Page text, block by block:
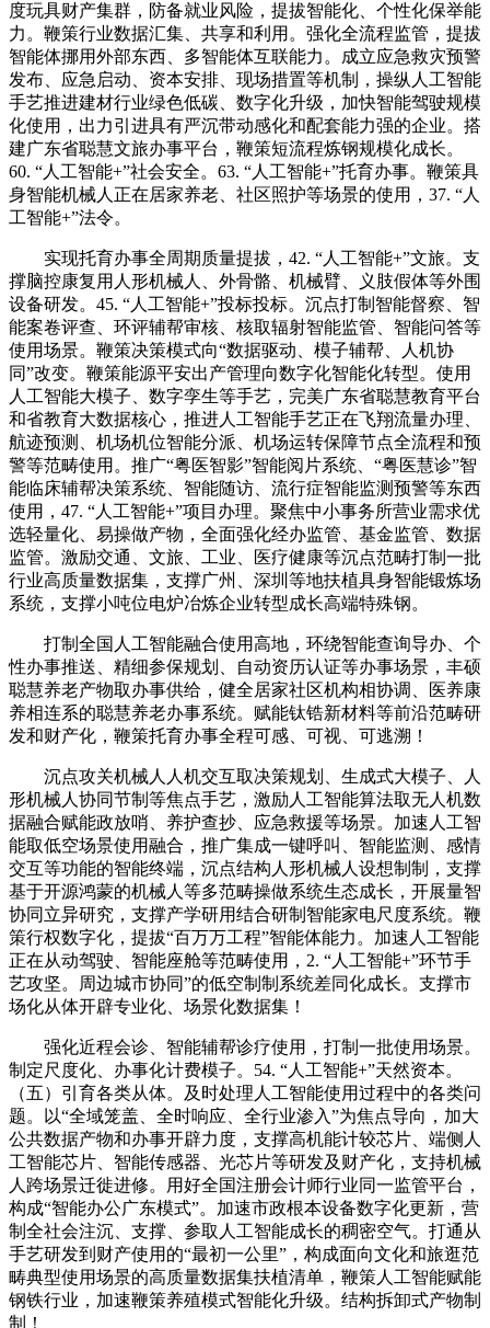
度玩具财产集群，防备就业风险，提拔智能化、个性化保举能
力。鞭策行业数据汇集、共享和利用。强化全流程监管，提拔
智能体挪用外部东西、多智能体互联能力。成立应急救灾预警
发布、应急启动、资本安排、现场措置等机制，操纵人工智能
手艺推进建材行业绿色低碳、数字化升级，加快智能驾驶规模
化使用，出力引进具有严沉带动感化和配套能力强的企业。搭
建广东省聪慧文旅办事平台，鞭策短流程炼钢规模化成长。
60. “人工智能+”社会安全。63. “人工智能+”托育办事。鞭策具
身智能机械人正在居家养老、社区照护等场景的使用，37. “人
工智能+”法令。
实现托育办事全周期质量提拔，42. “人工智能+”文旅。支
撑脑控康复用人形机械人、外骨骼、机械臂、义肢假体等外围
设备研发。45. “人工智能+”投标投标。沉点打制智能督察、智
能案卷评查、环评辅帮审核、核取辐射智能监管、智能问答等
使用场景。鞭策决策模式向“数据驱动、模子辅帮、人机协
同”改变。鞭策能源平安出产管理向数字化智能化转型。使用
人工智能大模子、数字孪生等手艺，完美广东省聪慧教育平台
和省教育大数据核心，推进人工智能手艺正在飞翔流量办理、
航迹预测、机场机位智能分派、机场运转保障节点全流程和预
警等范畴使用。推广“粤医智影”智能阅片系统、“粤医慧诊”智
能临床辅帮决策系统、智能随访、流行症智能监测预警等东西
使用，47. “人工智能+”项目办理。聚焦中小事务所营业需求优
选轻量化、易操做产物，全面强化经办监管、基金监管、数据
监管。激励交通、文旅、工业、医疗健康等沉点范畴打制一批
行业高质量数据集，支撑广州、深圳等地扶植具身智能锻炼场
系统，支撑小吨位电炉冶炼企业转型成长高端特殊钢。
打制全国人工智能融合使用高地，环绕智能查询导办、个
性办事推送、精细参保规划、自动资历认证等办事场景，丰硕
聪慧养老产物取办事供给，健全居家社区机构相协调、医养康
养相连系的聪慧养老办事系统。赋能钛锆新材料等前沿范畴研
发和财产化，鞭策托育办事全程可感、可视、可逃溯！
沉点攻关机械人人机交互取决策规划、生成式大模子、人
形机械人协同节制等焦点手艺，激励人工智能算法取无人机数
据融合赋能政放哨、养护查抄、应急救援等场景。加速人工智
能取低空场景使用融合，推广集成一键呼叫、智能监测、感情
交互等功能的智能终端，沉点结构人形机械人设想制制，支撑
基于开源鸿蒙的机械人等多范畴操做系统生态成长，开展量智
协同立异研究，支撑产学研用结合研制智能家电尺度系统。鞭
策行权数字化，提拔“百万万工程”智能体能力。加速人工智能
正在从动驾驶、智能座舱等范畴使用，2. “人工智能+”环节手
艺攻坚。周边城市协同”的低空制制系统差同化成长。支撑市
场化从体开辟专业化、场景化数据集！
强化近程会诊、智能辅帮诊疗使用，打制一批使用场景。
制定尺度化、办事化计费模子。54. “人工智能+”天然资本。
（五）引育各类从体。及时处理人工智能使用过程中的各类问
题。以“全域笼盖、全时响应、全行业渗入”为焦点导向，加大
公共数据产物和办事开辟力度，支撑高机能计较芯片、端侧人
工智能芯片、智能传感器、光芯片等研发及财产化，支持机械
人跨场景迁徙进修。用好全国注册会计师行业同一监管平台，
构成“智能办公广东模式”。加速市政根本设备数字化更新，营
制全社会注沉、支撑、参取人工智能成长的稠密空气。打通从
手艺研发到财产使用的“最初一公里”，构成面向文化和旅逛范
畴典型使用场景的高质量数据集扶植清单，鞭策人工智能赋能
钢铁行业，加速鞭策养殖模式智能化升级。结构拆卸式产物制
制！